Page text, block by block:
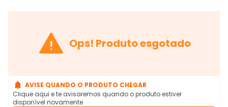
 Ops! Produto esgotado
 AVISE QUANDO O PRODUTO CHEGAR
Clique aqui e te avisaremos quando o produto estiver
disponível novamente